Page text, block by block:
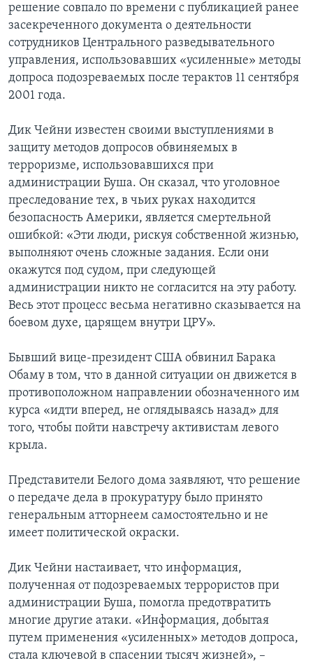
решение совпало по времени с публикацией ранее
засекреченного документа о деятельности
сотрудников Центрального разведывательного
управления, использовавших «усиленные» методы
допроса подозреваемых после терактов 11 сентября
2001 года.
Дик Чейни известен своими выступлениями в
защиту методов допросов обвиняемых в
терроризме, использовавшихся при
администрации Буша. Он сказал, что уголовное
преследование тех, в чьих руках находится
безопасность Америки, является смертельной
ошибкой: «Эти люди, рискуя собственной жизнью,
выполняют очень сложные задания. Если они
окажутся под судом, при следующей
администрации никто не согласится на эту работу.
Весь этот процесс весьма негативно сказывается на
боевом духе, царящем внутри ЦРУ».
Бывший вице-президент США обвинил Барака
Обаму в том, что в данной ситуации он движется в
противоположном направлении обозначенного им
курса «идти вперед, не оглядываясь назад» для
того, чтобы пойти навстречу активистам левого
крыла.
Представители Белого дома заявляют, что решение
о передаче дела в прокуратуру было принято
генеральным атторнеем самостоятельно и не
имеет политической окраски.
Дик Чейни настаивает, что информация,
полученная от подозреваемых террористов при
администрации Буша, помогла предотвратить
многие другие атаки. «Информация, добытая
путем применения «усиленных» методов допроса,
стала ключевой в спасении тысяч жизней», –